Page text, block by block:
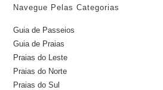
Navegue Pelas Categorias
Guia de Passeios
Guia de Praias
Praias do Leste
Praias do Norte
Praias do Sul